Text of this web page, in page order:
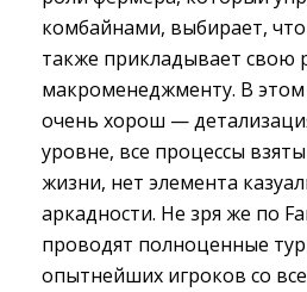
комбайнами, выбирает,
также прикладывает свою
макроменеджменту. В
очень хорош —
уровне, все процессы
жизни, нет элемента
аркадности. Не зря же по
проводят полноценные
опытнейших игроков со